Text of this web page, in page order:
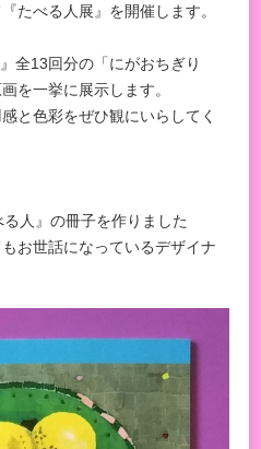
たべる人展』を開催します。
全13回分の「にがおちぎり
を一挙に展示します。
と色彩をぜひ観にいらしてく
人』の冊子を作りました
お世話になっているデザイナ